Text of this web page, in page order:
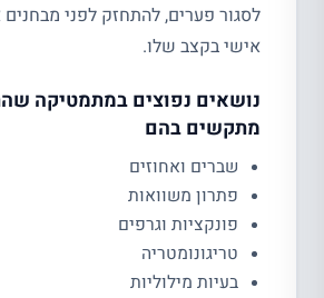
לסגור פערים, להתחזק לפני מבחנים
אישי בקצב שלו.
נושאים נפוצים במתמטיקה
מתקשים בהם
שברים ואחוזים
פתרון משוואות
פונקציות וגרפים
טריגונומטריה
בעיות מילוליות